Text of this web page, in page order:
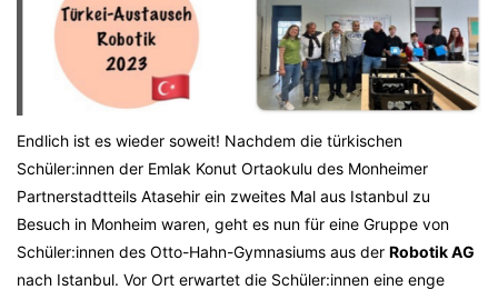
Endlich ist es wieder soweit! Nachdem die türkischen
Schüler:innen der Emlak Konut Ortaokulu des Monheimer
Partnerstadtteils Atasehir ein zweites Mal aus Istanbul zu
Besuch in Monheim waren, geht es nun für eine Gruppe von
Schüler:innen des Otto-Hahn-Gymnasiums aus der Robotik AG
nach Istanbul. Vor Ort erwartet die Schüler:innen eine enge